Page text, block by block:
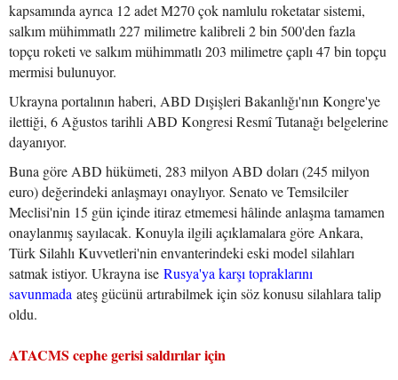
kapsamında ayrıca 12 adet M270 çok namlulu roketatar sistemi,
salkım mühimmatlı 227 milimetre kalibreli 2 bin 500'den fazla
topçu roketi ve salkım mühimmatlı 203 milimetre çaplı 47 bin topçu
mermisi bulunuyor.
Ukrayna portalının haberi, ABD Dışişleri Bakanlığı'nın Kongre'ye
ilettiği, 6 Ağustos tarihli ABD Kongresi Resmî Tutanağı belgelerine
dayanıyor.
Buna göre ABD hükümeti, 283 milyon ABD doları (245 milyon
euro) değerindeki anlaşmayı onaylıyor. Senato ve Temsilciler
Meclisi'nin 15 gün içinde itiraz etmemesi hâlinde anlaşma tamamen
onaylanmış sayılacak. Konuyla ilgili açıklamalara göre Ankara,
Türk Silahlı Kuvvetleri'nin envanterindeki eski model silahları
satmak istiyor. Ukrayna ise Rusya'ya karşı topraklarını
savunmada ateş gücünü artırabilmek için söz konusu silahlara talip
oldu.
ATACMS cephe gerisi saldırılar için